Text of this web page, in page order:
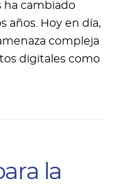
ha cambiado
años. Hoy en día,
compleja
digitales como
la